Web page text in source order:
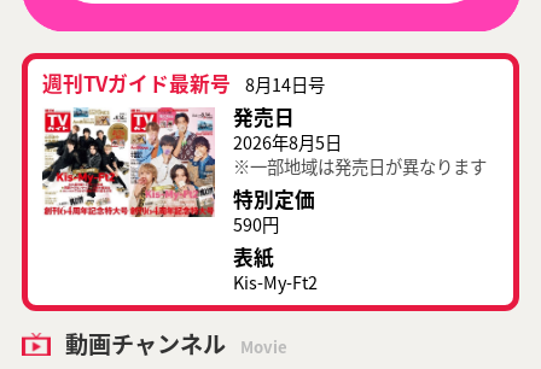
週刊TVガイド最新号 8月14日号
発売日
2026年8月5日
※一部地域は発売日が異なります
特別定価
590円
表紙
Kis-My-Ft2
動画チャンネル Movie